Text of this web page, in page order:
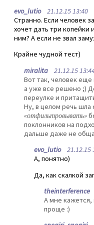
evo_lutio21.12.15 13:40
Странно. Если человек
хочет дать три копейки
ним? А если не звал
Крайне чудной тест)
miralita 21.12.15
Вот так, человек еще
а уже все решено ;)
переулке и
Ну, в целом речь шла
«отфильтровывать»
поклонников на
дальше даже не
evo_lutio21.12.15
А, понятно)
Да, как скалкой
theinterference
А мне кажется,
проще :)